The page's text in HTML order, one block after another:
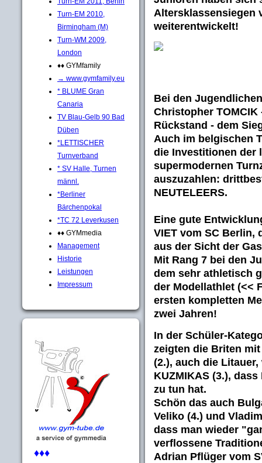
Turn-EM 2010,
Birmingham (M)
Turn-WM 2009,
London
♦♦ GYMfamily
→ www.gymfamily.eu
* BLUME Gran
Canaria
TV Blau-Gelb 90 Bad
Düben
*LETTISCHER
Turnverband
* SV Halle, Turnen
männl.
*Berliner
Bärchenpokal
*TC 72 Leverkusen
♦♦ GYMmedia
Management
Historie
Leistungen
Impressum
♦♦♦
Altersklassensiegen
weiterentwickelt!
Bei den
Christopher TOMCIK
Rückstand - dem
Auch im belgischen
die Investitionen der
supermodernen
auszuzahlen:
NEUTELEERS.
Eine gute
VIET vom SC Berlin,
aus der Sicht der
Mit Rang 7 bei den
dem sehr athletisch
der Modellathlet (<<
ersten kompletten
zwei Jahren!
In der Schüler-
zeigten die Briten
(2.), auch die
KUZMIKAS (3.),
zu tun hat.
Schön das auch
Veliko (4.) und
dass man wieder
verflossene
Adrian Pflüger vom